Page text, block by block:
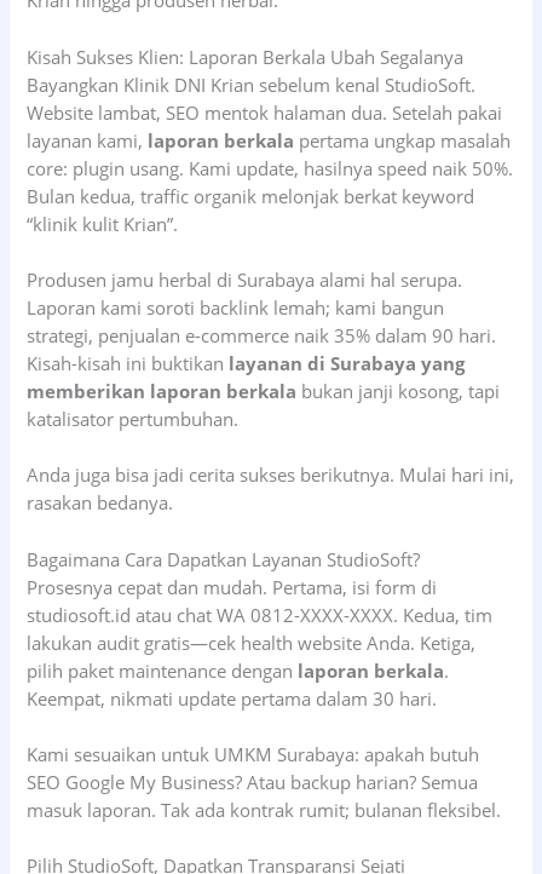
Kisah Sukses Klien: Laporan Berkala Ubah Segalanya
Bayangkan Klinik DNI Krian sebelum kenal StudioSoft.
Website lambat, SEO mentok halaman dua. Setelah pakai
layanan kami, laporan berkala pertama ungkap masalah
core: plugin usang. Kami update, hasilnya speed naik 50%.
Bulan kedua, traffic organik melonjak berkat keyword
“klinik kulit Krian”.
Produsen jamu herbal di Surabaya alami hal serupa.
Laporan kami soroti backlink lemah; kami bangun
strategi, penjualan e-commerce naik 35% dalam 90 hari.
Kisah-kisah ini buktikan layanan di Surabaya yang
memberikan laporan berkala bukan janji kosong, tapi
katalisator pertumbuhan.
Anda juga bisa jadi cerita sukses berikutnya. Mulai hari ini,
rasakan bedanya.
Bagaimana Cara Dapatkan Layanan StudioSoft?
Prosesnya cepat dan mudah. Pertama, isi form di
studiosoft.id atau chat WA 0812-XXXX-XXXX. Kedua, tim
lakukan audit gratis—cek health website Anda. Ketiga,
pilih paket maintenance dengan laporan berkala.
Keempat, nikmati update pertama dalam 30 hari.
Kami sesuaikan untuk UMKM Surabaya: apakah butuh
SEO Google My Business? Atau backup harian? Semua
masuk laporan. Tak ada kontrak rumit; bulanan fleksibel.
Pilih StudioSoft, Dapatkan Transparansi Sejati